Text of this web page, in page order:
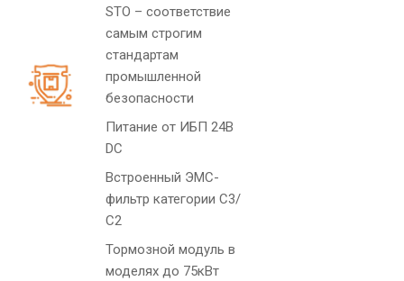
STO – соответствие
самым строгим
стандартам
промышленной
безопасности
Питание от ИБП 24В
DC
Встроенный ЭМС-
фильтр категории С3/
С2
Тормозной модуль в
моделях до 75кВт